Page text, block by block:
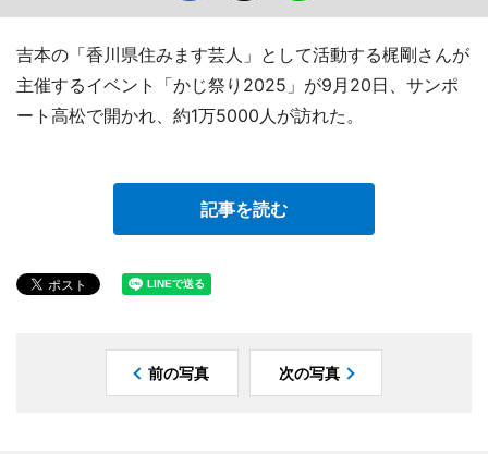
吉本の「香川県住みます芸人」として活動する梶剛さんが
主催するイベント「かじ祭り2025」が9月20日、サンポ
ート高松で開かれ、約1万5000人が訪れた。
記事を読む
前の写真 次の写真